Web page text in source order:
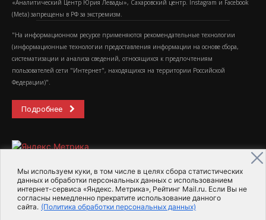
Мы используем куки, в том числе в целях сбора статистических
данных и обработки персональных данных с использованием
интернет-сервиса «Яндекс. Метрика», Рейтинг Mail.ru. Если Вы не
согласны немедленно прекратите использование данного
сайта. (Политика обработки персональных данных)
«Аналитический Центр Юрия Левады», Сахаровский центр. Instagram и Facebook
(Metа) запрещены в РФ за экстремизм.
"На информационном ресурсе применяются рекомендательные технологии
(информационные технологии предоставления информации на основе сбора,
систематизации и анализа сведений, относящихся к предпочтениям
пользователей сети "Интернет", находящихся на территории Российской
Федерации)".
Подробнее
2015-2026- Информационное агентство МедиаПоток